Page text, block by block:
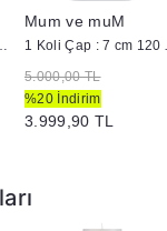
Yüzen Mum
Mum ve muM
1 Koli
5.000,00 TL
%20 İndirim
3.999,90 TL